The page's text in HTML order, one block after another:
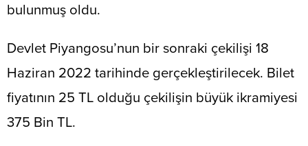
bulunmuş oldu.
Devlet Piyangosu’nun bir sonraki çekilişi 18
Haziran 2022 tarihinde gerçekleştirilecek. Bilet
fiyatının 25 TL olduğu çekilişin büyük ikramiyesi
375 Bin TL.